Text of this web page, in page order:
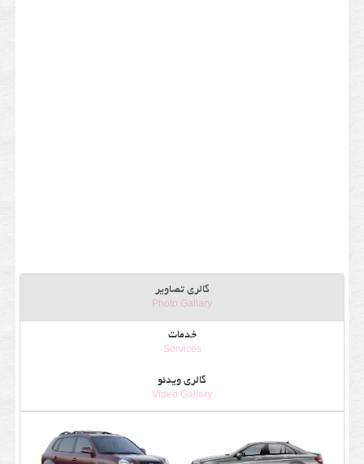
گالری تصاویر
Photo Gallary
خدمات
Services
گالری ویدئو
Video Gallary